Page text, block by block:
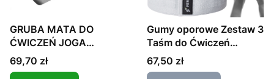
GRUBA MATA DO
ĆWICZEŃ JOGA
FITNESS PIANKA NRB
1CM
Cena
69,70 zł
Gumy oporowe Zestaw 3
Taśm do Ćwiczeń
MATERIAŁOWE
Cena
67,50 zł